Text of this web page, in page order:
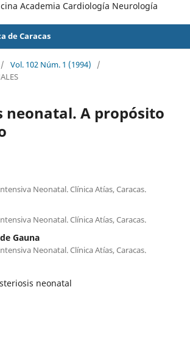
Academia Cardiología Neurología
de Caracas
/ Vol. 102 Núm. 1 (1994)
/
neonatal. A propósito
Neonatal. Clínica Atías, Caracas.
Neonatal. Clínica Atías, Caracas.
Gauna
Neonatal. Clínica Atías, Caracas.
neonatal